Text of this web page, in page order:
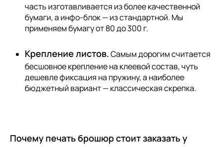
часть изготавливается из более качественной
бумаги, а инфо-блок — из стандартной. Мы
применяем бумагу от 80 до 300 г.
Крепление листов.Самым дорогим считается
бесшовное крепление на клеевой состав, чуть
дешевле фиксация на пружину, а наиболее
бюджетный вариант — классическая скрепка.
Почему печать брошюр стоит заказать у